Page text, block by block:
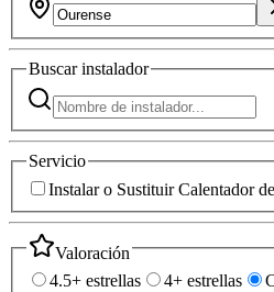
Buscarinstalador
Servicio
Instalar o Sustituir Calentador
Valoración
4.5+ estrellas
4+ estrellas